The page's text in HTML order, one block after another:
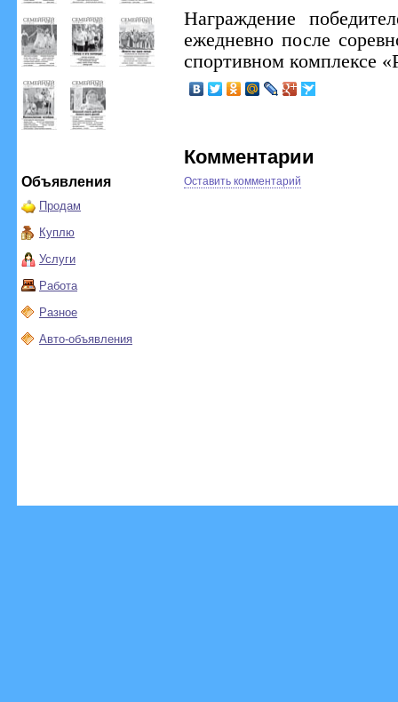
Объявления
Продам
Куплю
Услуги
Работа
Разное
Авто-объявления
Награждение
ежедневно после
спортивном комплексе
Комментарии
Оставить комментарий